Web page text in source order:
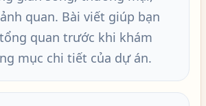
quan. Bài viết giúp bạn
quan trước khi khám
mục chi tiết của dự án.